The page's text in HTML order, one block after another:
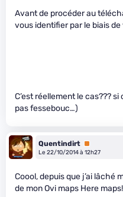
Avant de procéder au
vous identifier par le biais
C’est réellement le cas??? si
pas fessebouc…)
Quentindirt Premium
Le 22/10/2014 à 12h27
Coool, depuis que j’ai lâché
de mon Ovi maps Here maps!